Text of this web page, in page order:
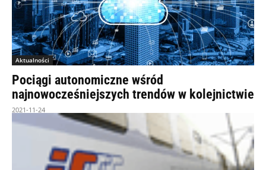
Aktualności
Pociągi autonomiczne wśród
najnowocześniejszych trendów w kolejnictwie
2021-11-24